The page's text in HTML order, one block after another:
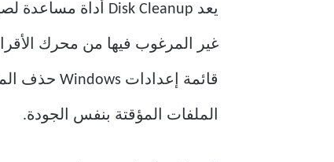
غير المرغوب فيها من محرك
الملفات المؤقتة بنفس الجودة.